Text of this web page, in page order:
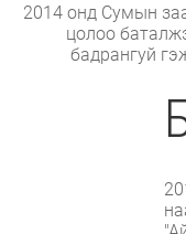
2014 онд Сумын
цолоо
бадрангуй